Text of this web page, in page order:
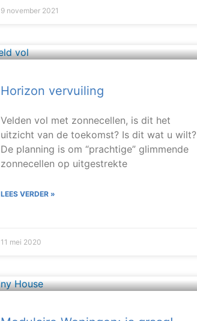
9 november 2021
Horizon vervuiling
Velden vol met zonnecellen, is dit het
uitzicht van de toekomst? Is dit wat u wilt?
De planning is om “prachtige” glimmende
zonnecellen op uitgestrekte
LEES VERDER »
11 mei 2020